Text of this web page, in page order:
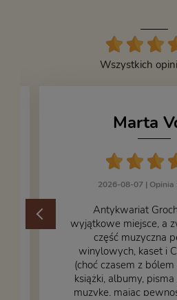
Wszystkich
Marta
2026-08-07 | Opinia
​Antykwariat
wyjątkowe miejsce, a
część muzyczna
winylowych, kaset i
(choć czasem z
książki, albumy,
muzykę, mając